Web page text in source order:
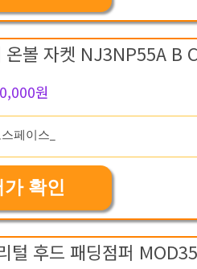
볼 자켓 NJ3NP55A B
원
가 확인
털 후드 패딩점퍼